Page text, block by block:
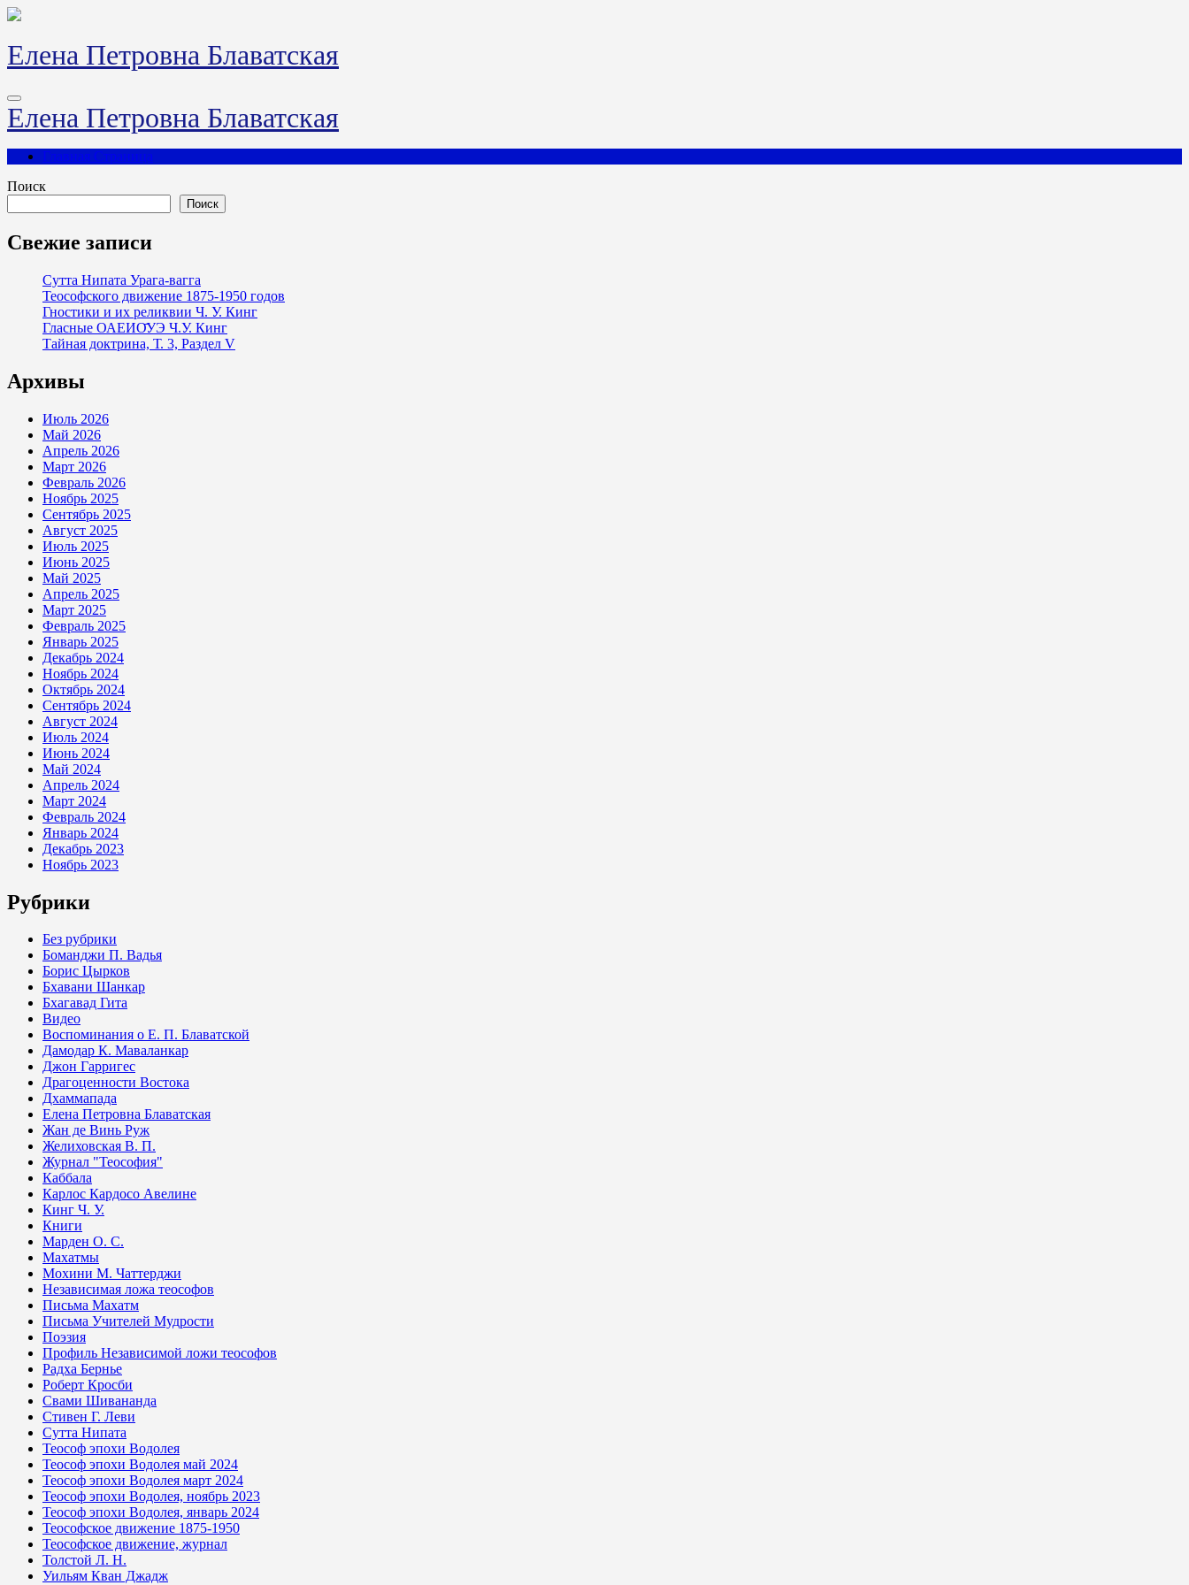
Перейти
содержимому
Елена Петровна Блаватская
Елена Петровна Блаватская
Главная Страница
Поиск
Поиск
Свежие записи
Сутта Нипата Урага-вагга
Теософского движение 1875-1950 годов
Гностики и их реликвии Ч. У. Кинг
Гласные ОАЕИО̄УЭ Ч.У. Кинг
Тайная доктрина, Т. 3, Раздел V
Архивы
Июль 2026
Май 2026
Апрель 2026
Март 2026
Февраль 2026
Ноябрь 2025
Сентябрь 2025
Август 2025
Июль 2025
Июнь 2025
Май 2025
Апрель 2025
Март 2025
Февраль 2025
Январь 2025
Декабрь 2024
Ноябрь 2024
Октябрь 2024
Сентябрь 2024
Август 2024
Июль 2024
Июнь 2024
Май 2024
Апрель 2024
Март 2024
Февраль 2024
Январь 2024
Декабрь 2023
Ноябрь 2023
Рубрики
Без рубрики
Боманджи П. Вадья
Борис Цырков
Бхавани Шанкар
Бхагавад Гита
Видео
Воспоминания о Е. П. Блаватской
Дамодар К. Маваланкар
Джон Гарригес
Драгоценности Востока
Дхаммапада
Елена Петровна Блаватская
Жан де Винь Руж
Желиховская В. П.
Журнал "Теософия"
Каббала
Карлос Кардосо Авелине
Кинг Ч. У.
Книги
Марден О. С.
Махатмы
Мохини М. Чаттерджи
Независимая ложа теософов
Письма Махатм
Письма Учителей Мудрости
Поэзия
Профиль Независимой ложи теософов
Радха Бернье
Роберт Кросби
Свами Шивананда
Стивен Г. Леви
Сутта Нипата
Теософ эпохи Водолея
Теософ эпохи Водолея май 2024
Теософ эпохи Водолея март 2024
Теософ эпохи Водолея, ноябрь 2023
Теософ эпохи Водолея, январь 2024
Теософское движение 1875-1950
Теософское движение, журнал
Толстой Л. Н.
Уильям Кван Джадж